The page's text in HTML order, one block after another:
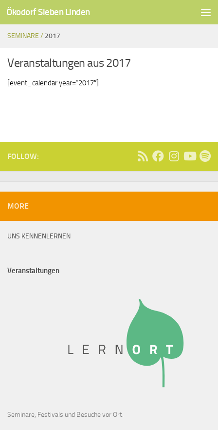
Unter dem Inhalt
Ökodorf Sieben Linden
SEMINARE / 2017
Veranstaltungen aus 2017
[event_calendar year=“2017″]
FOLLOW:
MORE
UNS KENNENLERNEN
Veranstaltungen
Seminare, Festivals und Besuche vor Ort.